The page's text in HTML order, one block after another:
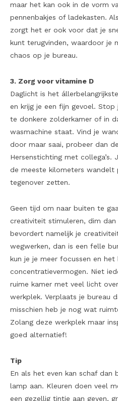
maar het kan ook in de vorm
pennenbakjes of ladekasten.
zorgt het er ook voor dat je
kunt terugvinden, waardoor je
chaos op je bureau.
3. Zorg voor vitamine D
Daglicht is het
en krijg je een fijn gevoel.
te donkere zolderkamer of in
wasmachine staat. Vind je
door maar saai, probeer dan
Hersenstichting met collega’s.
de meeste kilometers wandelt
tegenover zetten.
Geen tijd om naar buiten te
creativiteit stimuleren, dim
bevordert namelijk je
wegwerken, dan is een felle
kun je je meer focussen en het
concentratievermogen. Niet
ruime kamer met veel licht
werkplek. Verplaats je bureau
misschien heb je nog wat
Zolang deze werkplek maar
goed alternatief!
Tip
En als het even kan schaf dan
lamp aan. Kleuren doen veel
een gezellig tintje aan geven,